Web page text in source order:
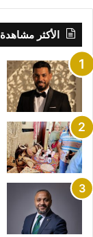
الأكثر مشاهدة